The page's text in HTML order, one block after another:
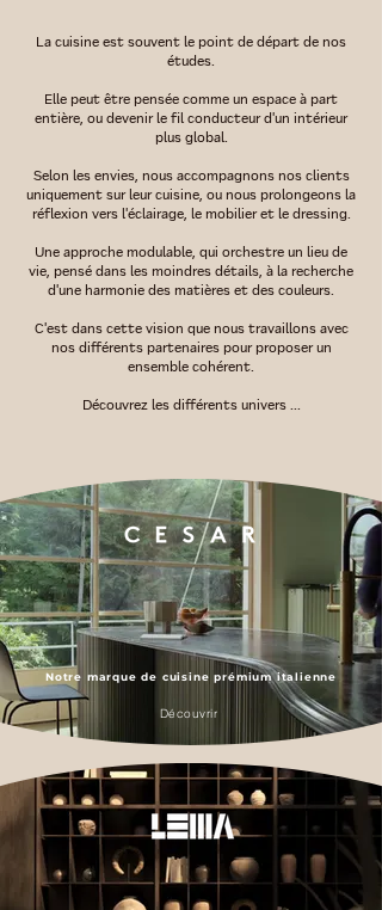
La cuisine est souvent le point de départ de nos
études.
Elle peut être pensée comme un espace à part
entière, ou devenir le fil conducteur d'un intérieur
plus global.
Selon les envies, nous accompagnons nos clients
uniquement sur leur cuisine, ou nous prolongeons la
réflexion vers l'éclairage, le mobilier et le dressing.
Une approche modulable, qui orchestre un lieu de
vie, pensé dans les moindres détails, à la recherche
d'une harmonie des matières et des couleurs.
C'est dans cette vision que nous travaillons avec
nos différents partenaires pour proposer un
ensemble cohérent.
Découvrez les différents univers ...
Notre marque de cuisine prémium italienne
Découvrir